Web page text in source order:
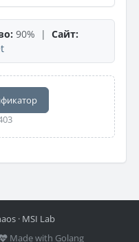
90% | Сайт:
· MSI Lab
Made with Golang